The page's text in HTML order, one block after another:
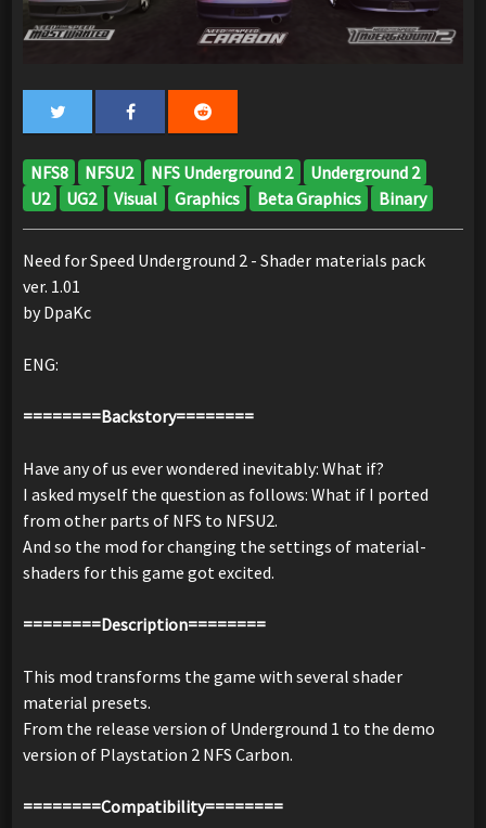
NFS8 NFSU2 NFS Underground 2
Underground 2
U2
UG2 Visual Graphics Beta Graphics Binary
Need for Speed Underground 2 - Shader materials pack
ver. 1.01
by DpaKc
ENG:
========Backstory========
Have any of us ever wondered inevitably: What if?
I asked myself the question as follows: What if I ported
from other parts of NFS to NFSU2.
And so the mod for changing the settings of material-
shaders for this game got excited.
========Description========
This mod transforms the game with several shader
material presets.
From the release version of Underground 1 to the demo
version of Playstation 2 NFS Carbon.
========Compatibility========